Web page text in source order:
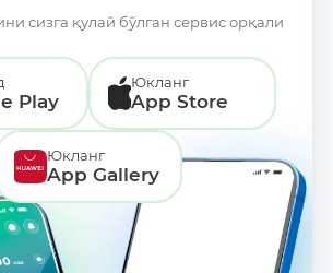
сизга қулай бўлган сервис орқали
Play
Юкланг
App Store
Юкланг
App Gallery